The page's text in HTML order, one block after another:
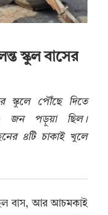
স্কুল বাসের
স্কুলে পৌঁছে দিতে
জন পড়ুয়া ছিল।
৪টি চাকাই খুলে
বাস, আর আচমকাই